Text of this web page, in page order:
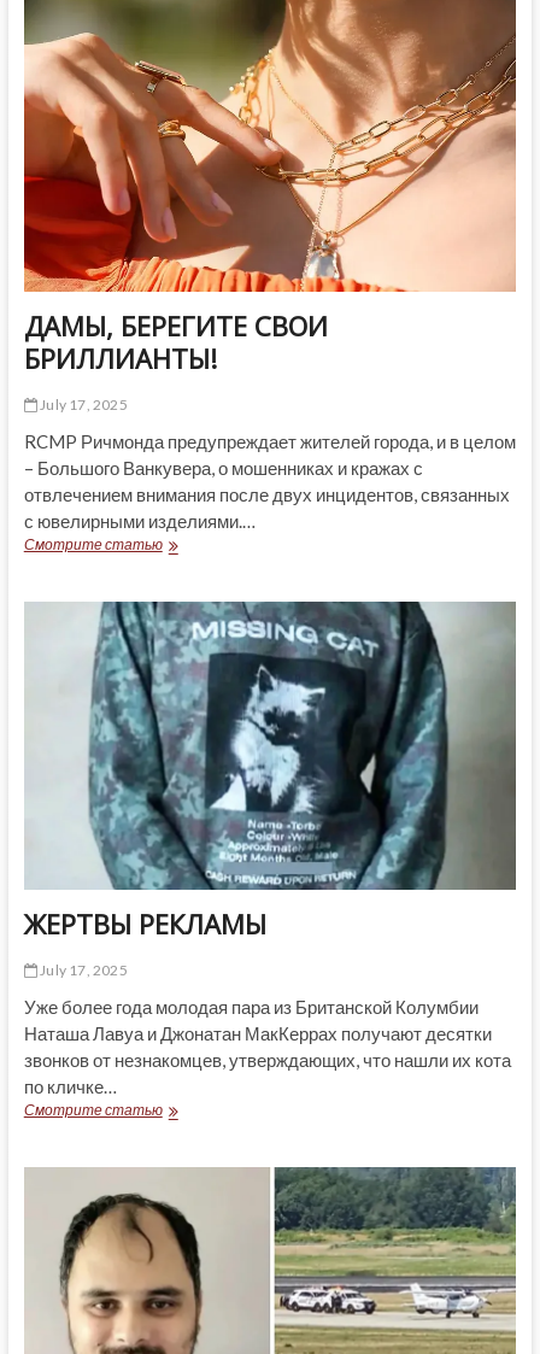
ДАМЫ, БЕРЕГИТЕ СВОИ
БРИЛЛИАНТЫ!
July 17, 2025
RCMP Ричмонда предупреждает жителей города, и в целом
– Большого Ванкувера, о мошенниках и кражах с
отвлечением внимания после двух инцидентов, связанных
с ювелирными изделиями.…
Смотрите статьюДАМЫ,
БРИЛЛИАНТЫ!
ЖЕРТВЫ РЕКЛАМЫ
July 17, 2025
Уже более года молодая пара из Британской Колумбии
Наташа Лавуа и Джонатан МакКеррах получают десятки
звонков от незнакомцев, утверждающих, что нашли их кота
по кличке…
Смотрите статьюЖЕРТВЫ